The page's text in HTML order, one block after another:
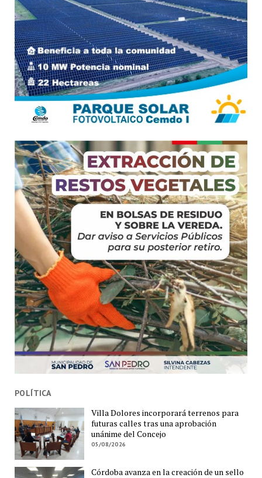
POLÍTICA
Villa Dolores incorporará terrenos para
futuras calles tras una aprobación
unánime del Concejo
05/08/2026
Córdoba avanza en la creación de un sello